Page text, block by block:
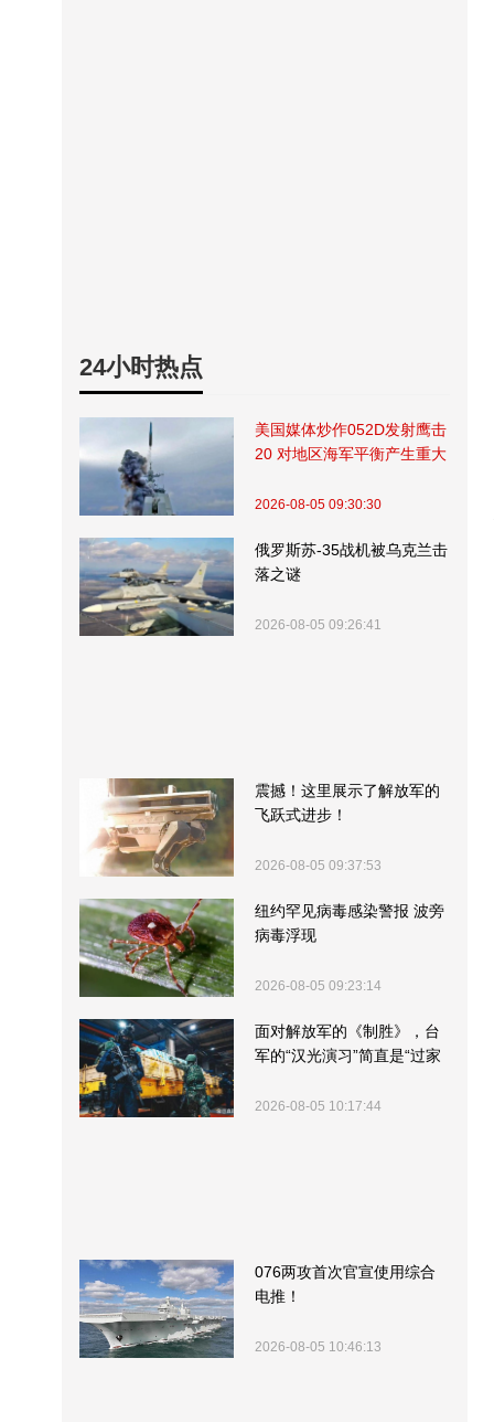
24小时热点
美国媒体炒作052D发射鹰击
20 对地区海军平衡产生重大
2026-08-05 09:30:30
俄罗斯苏-35战机被乌克兰击
落之谜
2026-08-05 09:26:41
震撼！这里展示了解放军的
飞跃式进步！
2026-08-05 09:37:53
纽约罕见病毒感染警报 波旁
病毒浮现
2026-08-05 09:23:14
面对解放军的《制胜》，台
军的“汉光演习”简直是“过家
2026-08-05 10:17:44
076两攻首次官宣使用综合
电推！
2026-08-05 10:46:13